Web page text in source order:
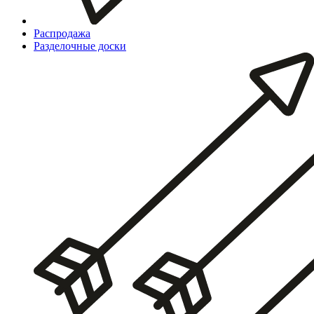
Распродажа
Разделочные доски